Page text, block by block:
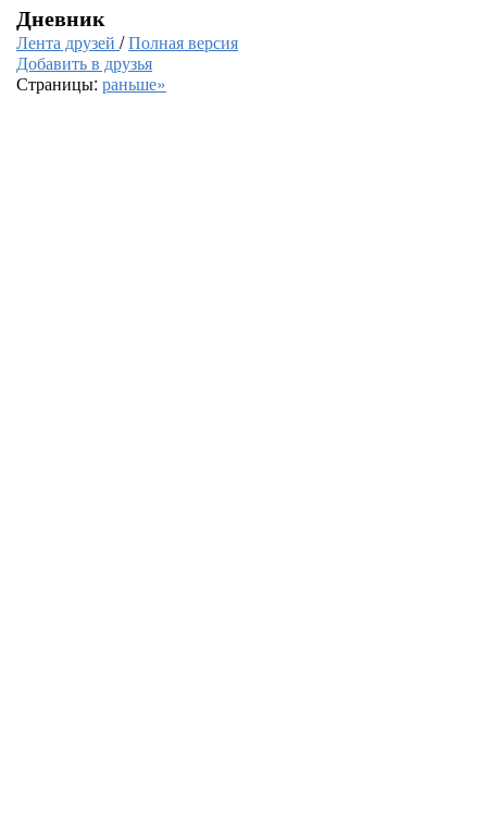
Дневник
Лента друзей /Полная версия
Добавить в друзья
Страницы: раньше»